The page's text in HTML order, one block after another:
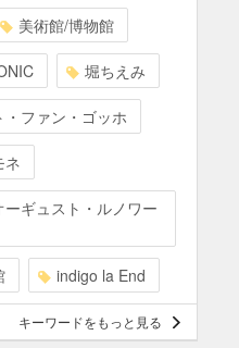
美術館/博物館
堀ちえみ
・ファン・ゴッホ
ネ
ーギュスト・ルノワー
indigo la End
キーワードをもっと見る